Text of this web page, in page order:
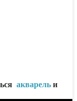
акварель и